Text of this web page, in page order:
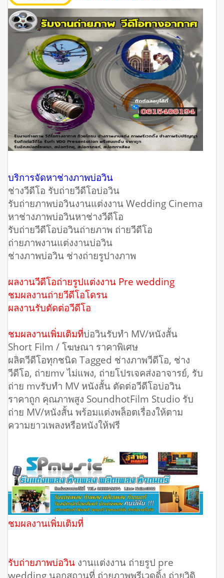
บริการจัดหาช่างภาพบ่อวิน
ช่างวีดีโอ รับถ่ายวีดีโอบ่อวิน
รับถ่ายภาพบ่อวินงานแต่งงาน Wedding Cinema
หาช่างภาพบ่อวินหาช่างวีดีโอ
รับถ่ายวีดีโอบ่อวินถ่ายภาพ ถ่ายวีดีโอ
ถ่ายภาพงานแต่งงานบ่อวิน
ช่างภาพบ่อวิน ช่างถ่ายรูปางภาพ
ผลงานวีดีโอถ่ายรูปแต่งงาน Pre wedding
ชมผลงานถ่ายวีดีโอโดรน
ผลงานรับตัดต่อวีดีโอ
ชมผลงานเพิ่มเติมที่บ่อวินรับทำ MV/หนังสั้น
Short Film / โฆษณา ราคาพิเศษ
ผลิตวีดีโอทุกชนิด Tagged ช่างภาพวีดีโอ, ช่าง
วีดีโอ, ถ่ายmv ไม่แพง, ถ่ายโปรเจคส่งอาจารย์, รับ
ถ่าย mvรับทำ MV หนังสั้น ตัดต่อวีดีโอบ่อวิน
ราคาถูก คุณภาพสูง SoundhotFilm Studio รับ
ถ่าย MV/หนังสั้น พร้อมแต่งพล็อตเรื่องให้ตาม
ความยาวเพลงหรือหนังให้ฟรี
ชมผลงานเพิ่มเติมที่
รับถ่ายภาพบ่อวิน งานแต่งงาน ถ่ายรูป pre
wedding นอกสถานที่ ถ่ายภาพพรีเวดดิ้ง ถ่ายวิดิ